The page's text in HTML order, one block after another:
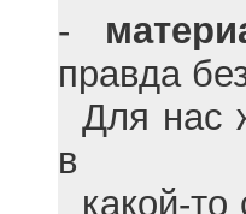
-
правда
Для нас
в
какой-